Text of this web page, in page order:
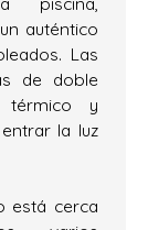
auténtico
Las
de doble
térmico y
la luz
está cerca